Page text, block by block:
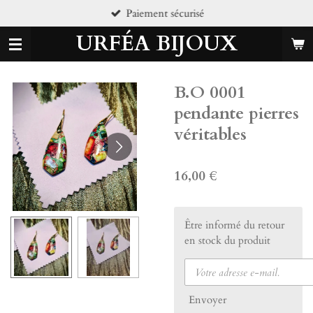
au
contenu
principal
URFÉA BIJOUX
B.O 0001
pendante pierres
véritables
16,00 €
Être informé du retour
en stock du produit
Envoyer